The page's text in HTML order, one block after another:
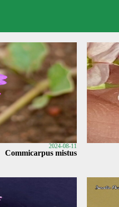
2024-08-11
Commicarpus mistus